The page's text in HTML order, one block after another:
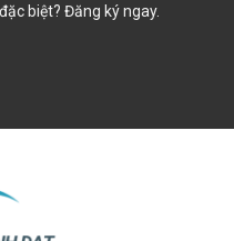
biệt? Đăng ký ngay.